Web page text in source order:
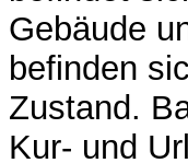
Gebäude
befinden
Zustand.
Kur- und